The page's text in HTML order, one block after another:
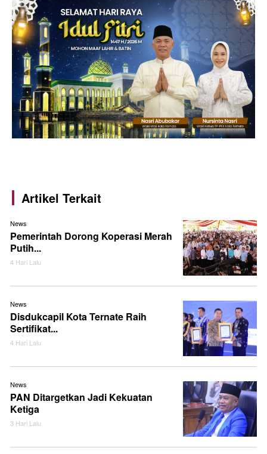
Artikel Terkait
News
Pemerintah Dorong Koperasi Merah
Putih...
4 Hari Lalu
News
Disdukcapil Kota Ternate Raih
Sertifikat...
4 Hari Lalu
News
PAN Ditargetkan Jadi Kekuatan
Ketiga
3 Hari Lalu